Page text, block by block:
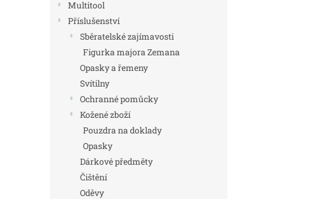
Multitool
Příslušenství
Sběratelské zajímavosti
Figurka majora Zemana
Opasky a řemeny
Svítilny
Ochranné pomůcky
Kožené zboží
Pouzdra na doklady
Opasky
Dárkové předměty
Čištění
Oděvy